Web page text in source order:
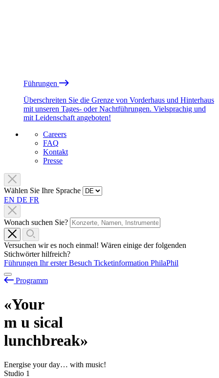
Führungen
Überschreiten Sie die Grenze von Vorderhaus und Hinterhaus
mit unseren Tages- oder Nachtführungen. Vielsprachig und
mit Leidenschaft angeboten!
Careers
FAQ
Kontakt
Presse
Wählen Sie Ihre Sprache
EN DE FR
Wonach suchen Sie?
Versuchen wir es noch einmal! Wären einige der folgenden
Stichwörter hilfreich?
Führungen Ihr erster Besuch Ticketinformation PhilaPhil
Programm
«Your
m u sical
lunchbreak»
Energise your day… with music!
Studio 1